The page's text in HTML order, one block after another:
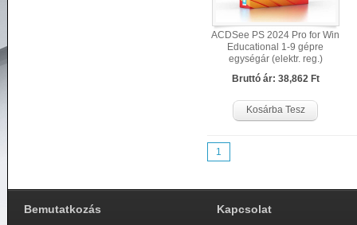
ACDSee PS 2024 Pro for Win
Educational 1-9 gépre
egységár (elektr. reg.)
Bruttó ár: 38,862 Ft
Kosárba Tesz
1
Bemutatkozás Kapcsolat